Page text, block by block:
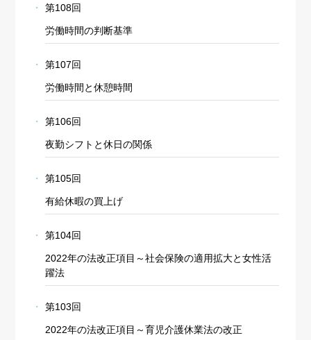
第108回
労働時間の判断基準
第107回
労働時間と休憩時間
第106回
夜勤シフトと休日の関係
第105回
有給休暇の買上げ
第104回
2022年の法改正項目～社会保険の適用拡大と女性活
躍法
第103回
2022年の法改正項目～育児介護休業法の改正